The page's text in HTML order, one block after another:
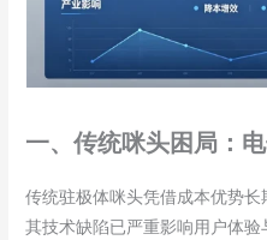
一、传统咪头困局：
传统驻极体咪头凭借成本优势
其技术缺陷已严重影响用户体